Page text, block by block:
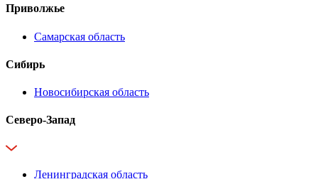
Приволжье
Самарская область
Сибирь
Новосибирская область
Северо-Запад
Ленинградская область